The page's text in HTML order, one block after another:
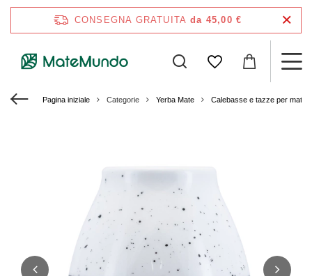
CONSEGNA GRATUITA da 45,00 €
Pagina iniziale Categorie Yerba Mate Calebasse e tazze per mate